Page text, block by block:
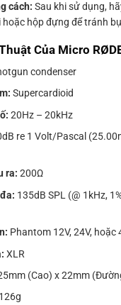
cách: Sau khi sử dụng,
hộp đựng để tránh
Của Micro
condenser
Supercardioid
20Hz – 20kHz
re 1 Volt/Pascal
ra: 200Ω
135dB SPL (@ 1kHz,
Phantom 12V, 24V, hoặc
XLR
(Cao) x 22mm
126g